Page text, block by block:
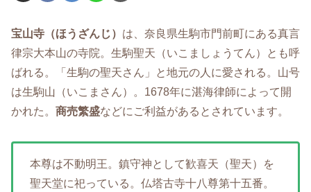
宝山寺（ほうざんじ） は、奈良県生駒市門前町にある真言
律宗大本山の寺院。生駒聖天（いこましょうてん）とも呼
ばれる。「生駒の聖天さん」と地元の人に愛される。山号
は生駒山（いこまさん）。1678年に湛海律師によって開
かれた。 商売繁盛などにご利益があるとされています。
本尊は不動明王。鎮守神として歓喜天（聖天）を
聖天堂に祀っている。仏塔古寺十八尊第十五番。